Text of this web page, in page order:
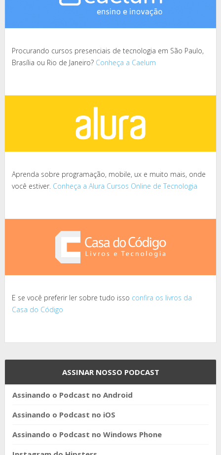
Procurando cursos presenciais de tecnologia em São Paulo,
Brasília ou Rio de Janeiro? Conheça a Caelum
Aprenda sobre programação, mobile, ux e muito mais, onde
você estiver. Conheça a Alura Cursos Online de Tecnologia
E se você preferir ler sobre tudo isso confira os livros da
Casa do Código
ASSINAR NOSSO PODCAST
Assinando o Podcast no Android
Assinando o Podcast no iOS
Assinando o Podcast no Windows Phone